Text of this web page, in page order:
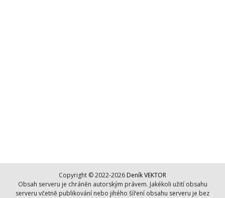
Copyright © 2022-2026 Deník VEKTOR
Obsah serveru je chráněn autorským právem. Jakékoli užití obsahu
serveru včetně publikování nebo jihého šíření obsahu serveru je bez